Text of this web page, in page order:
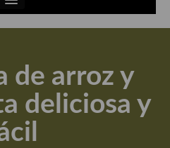
interesantes e importantes
(AOVE)
AOVES
de arroz y
deliciosa y